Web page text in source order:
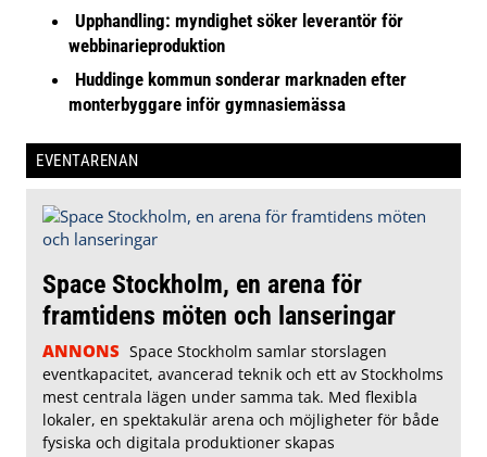
Upphandling: myndighet söker leverantör för
webbinarieproduktion
Huddinge kommun sonderar marknaden efter
monterbyggare inför gymnasiemässa
EVENTARENAN
Space Stockholm, en arena för
framtidens möten och lanseringar
ANNONS Space Stockholm samlar storslagen
eventkapacitet, avancerad teknik och ett av Stockholms
mest centrala lägen under samma tak. Med flexibla
lokaler, en spektakulär arena och möjligheter för både
fysiska och digitala produktioner skapas